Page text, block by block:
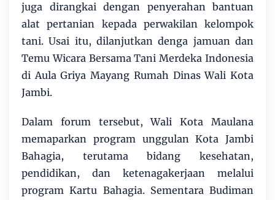
juga dirangkai dengan penyerahan bantuan
alat pertanian kepada perwakilan kelompok
tani. Usai itu, dilanjutkan denga jamuan dan
Temu Wicara Bersama Tani Merdeka Indonesia
di Aula Griya Mayang Rumah Dinas Wali Kota
Jambi.
Dalam forum tersebut, Wali Kota Maulana
memaparkan program unggulan Kota Jambi
Bahagia, terutama bidang kesehatan,
pendidikan, dan ketenagakerjaan melalui
program Kartu Bahagia. Sementara Budiman